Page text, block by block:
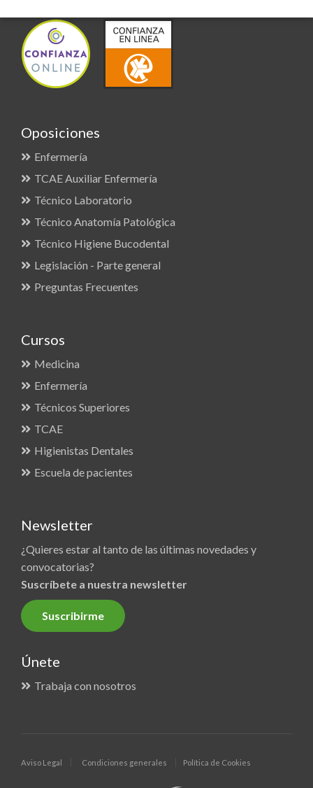
Oposiciones
Enfermería
TCAE Auxiliar Enfermería
Técnico Laboratorio
Técnico Anatomía Patológica
Técnico Higiene Bucodental
Legislación - Parte general
Preguntas Frecuentes
Cursos
Medicina
Enfermería
Técnicos Superiores
TCAE
Higienistas Dentales
Escuela de pacientes
Newsletter
¿Quieres estar al tanto de las últimas novedades y
convocatorias?
Suscríbete a nuestra newsletter
Suscribirme
Únete
Trabaja con nosotros
Aviso Legal Condiciones generales Política de Cookies